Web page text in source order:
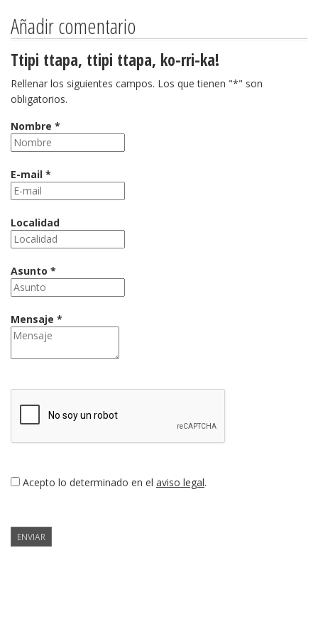
Añadir comentario
Ttipi ttapa, ttipi ttapa, ko-rri-ka!
Rellenar los siguientes campos. Los que tienen "*" son
obligatorios.
Nombre *
E-mail *
Localidad
Asunto *
Mensaje *
Acepto lo determinado en el aviso legal.
ENVIAR